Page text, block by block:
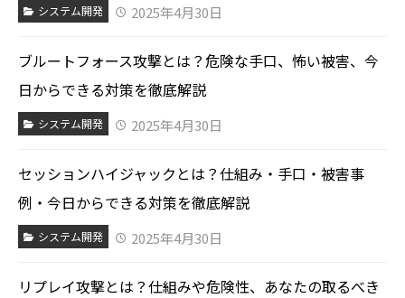
システム開発 2025年4月30日
ブルートフォース攻撃とは？危険な手口、怖い被害、今
日からできる対策を徹底解説
システム開発 2025年4月30日
セッションハイジャックとは？仕組み・手口・被害事
例・今日からできる対策を徹底解説
システム開発 2025年4月30日
リプレイ攻撃とは？仕組みや危険性、あなたの取るべき